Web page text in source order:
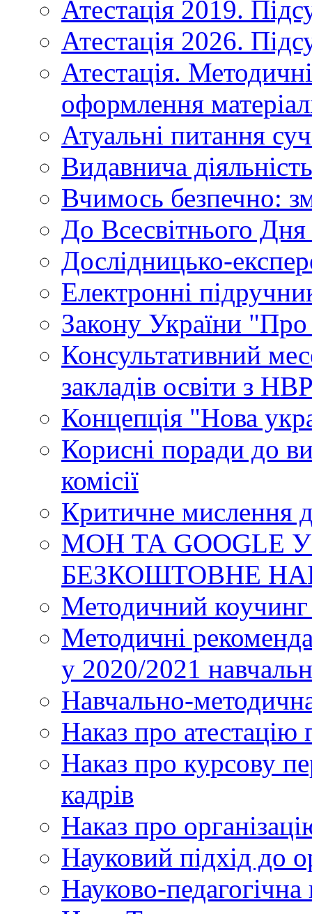
Атестація 2019.
Атестація 2026.
Атестація.
оформлення
Атуальні питання
Видавнича діяльність
Вчимось безпечно:
До Всесвітнього Дня
Дослідницько-
Електронні
Закону України "Про
Консультативний
закладів освіти з
Концепція "Нова
Корисні поради до
комісії
Критичне мислення
МОН ТА GOOGLE
БЕЗКОШТОВНЕ
Методичний
Методичні
у 2020/2021
Навчально-
Наказ про атестацію
Наказ про курсову
кадрів
Наказ про
Науковий підхід до
Науково-